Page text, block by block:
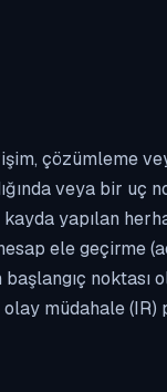
çözümleme
veya bir
yapılan
ele
müdahale